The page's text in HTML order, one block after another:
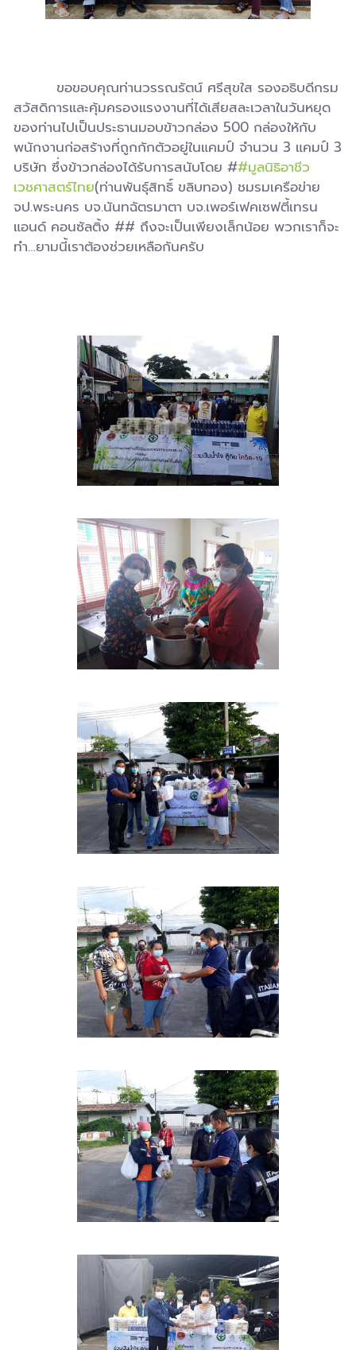
ขอขอบคุณท่านวรรณรัตน์ ศรีสุขใส รองอธิบดีกรม
สวัสดิการและคุ้มครองแรงงานที่ได้เสียสละเวลาในวันหยุด
ของท่านไปเป็นประธานมอบข้าวกล่อง 500 กล่องให้กับ
พนักงานก่อสร้างที่ถูกกักตัวอยู่ในแคมป์ จำนวน 3 แคมป์ 3
บริษัท ซึ่งข้าวกล่องได้รับการสนับโดย ##มูลนิธิอาชีว
เวชศาสตร์ไทย(ท่านพันธุ์สิทธิ์ ขลิบทอง) ชมรมเครือข่าย
จป.พระนคร บจ.นันทฉัตรมาตา บจ.เพอร์เฟคเซฟตี้เทรน
แอนด์ คอนซัลติ้ง ## ถึงจะเป็นเพียงเล็กน้อย พวกเราก็จะ
ทำ…ยามนี้เราต้องช่วยเหลือกันครับ